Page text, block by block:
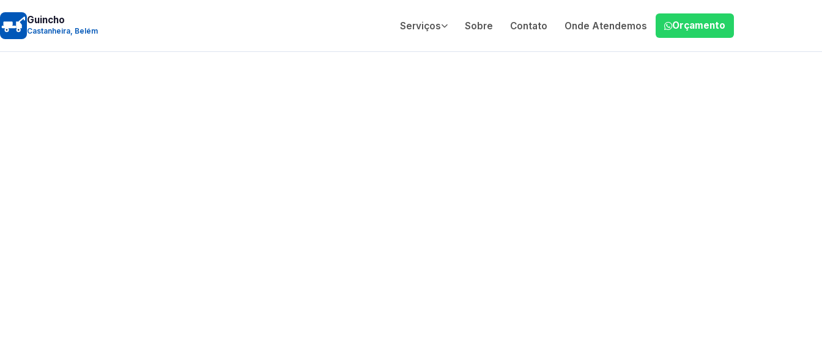
Guincho
Castanheira, Belém Serviços Sobre Contato Onde Atendemos Orçamento